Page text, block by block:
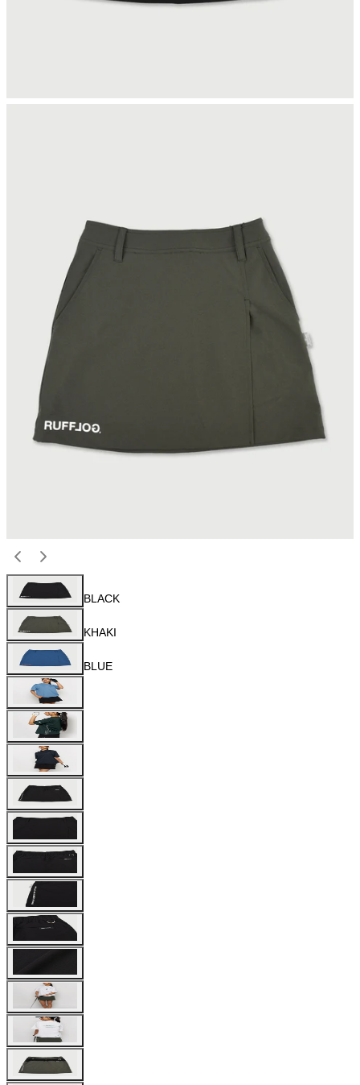
BLACK
KHAKI
BLUE